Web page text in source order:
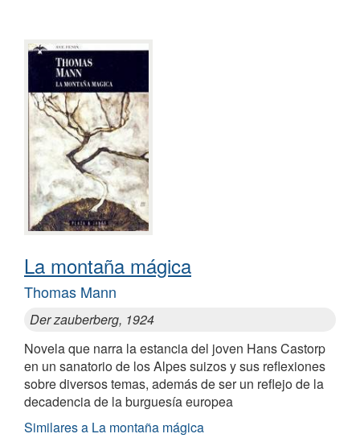
La montaña mágica
Thomas Mann
Der zauberberg, 1924
Novela que narra la estancia del joven Hans Castorp
en un sanatorio de los Alpes suizos y sus reflexiones
sobre diversos temas, además de ser un reflejo de la
decadencia de la burguesía europea
Similares a La montaña mágica